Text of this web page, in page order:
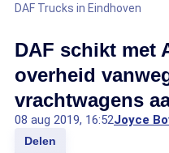
DAF Trucks in Eindhoven
DAF schikt met
overheid
vrachtwagens
08 aug 2019, 16:52Joyce
Delen